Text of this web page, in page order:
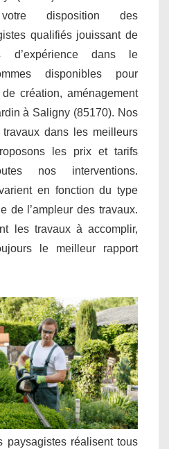
disposition des
qualifiés jouissant de
d’expérience dans le
disponibles pour
création, aménagement
à Saligny (85170). Nos
dans les meilleurs
les prix et tarifs
nos interventions.
en fonction du type
de l’ampleur des travaux.
les travaux à accomplir,
le meilleur rapport
paysagistes réalisent tous